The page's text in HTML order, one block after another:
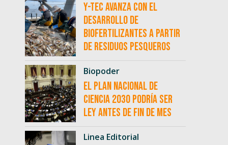
Y-TEC avanza con el
desarrollo de
biofertilizantes a partir
de residuos pesqueros
Biopoder
El Plan Nacional de
Ciencia 2030 podría ser
ley antes de fin de mes
Linea Editorial